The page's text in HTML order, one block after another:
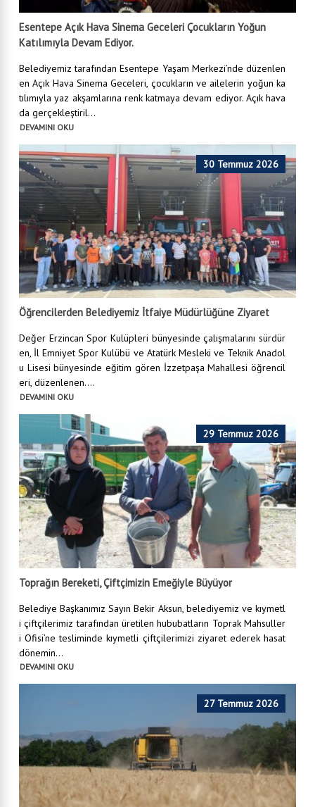
Esentepe Açık Hava Sinema Geceleri Çocukların Yoğun
Katılımıyla Devam Ediyor.
Belediyemiz tarafından Esentepe Yaşam Merkezi’nde düzenlen
en Açık Hava Sinema Geceleri, çocukların ve ailelerin yoğun ka
tılımıyla yaz akşamlarına renk katmaya devam ediyor. Açık hava
da gerçekleştiril...
DEVAMINI OKU
30 Temmuz 2026
Öğrencilerden Belediyemiz İtfaiye Müdürlüğüne Ziyaret
Değer Erzincan Spor Kulüpleri bünyesinde çalışmalarını sürdür
en, İl Emniyet Spor Kulübü ve Atatürk Mesleki ve Teknik Anadol
u Lisesi bünyesinde eğitim gören İzzetpaşa Mahallesi öğrencil
eri, düzenlenen....
DEVAMINI OKU
29 Temmuz 2026
Toprağın Bereketi, Çiftçimizin Emeğiyle Büyüyor
Belediye Başkanımız Sayın Bekir Aksun, belediyemiz ve kıymetl
i çiftçilerimiz tarafından üretilen hububatların Toprak Mahsuller
i Ofisi’ne tesliminde kıymetli çiftçilerimizi ziyaret ederek hasat
dönemin...
DEVAMINI OKU
27 Temmuz 2026